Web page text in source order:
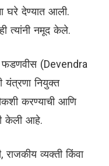
घरे देण्यात आली.
त्यांनी नमूद केले.
फडणवीस (Devendra
यंत्रणा नियुक्त
करण्याची आणि
केली आहे.
राजकीय व्यक्ती किंवा